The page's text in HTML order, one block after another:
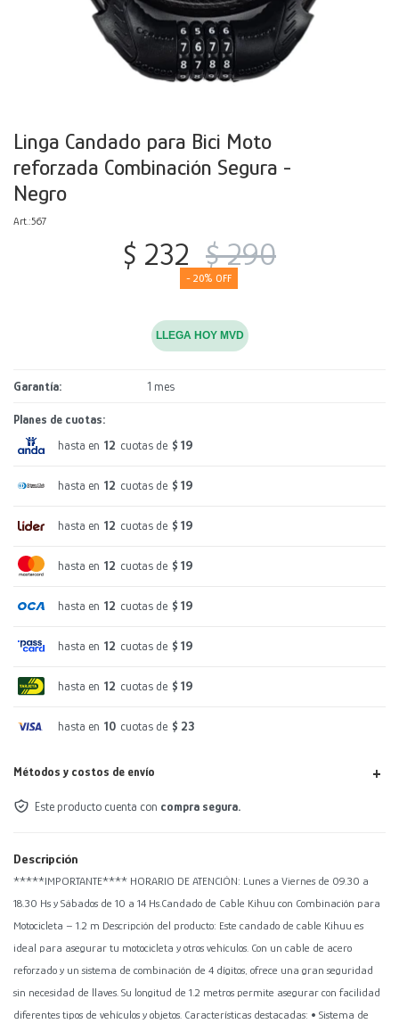
Linga Candado para Bici Moto
reforzada Combinación Segura -
Negro
567
$ 232 $ 290
20
LLEGA HOY MVD
Garantía 1 mes
Planes de cuotas:
hasta en 12 cuotas de $ 19
hasta en 12 cuotas de $ 19
hasta en 12 cuotas de $ 19
hasta en 12 cuotas de $ 19
hasta en 12 cuotas de $ 19
hasta en 12 cuotas de $ 19
hasta en 12 cuotas de $ 19
hasta en 10 cuotas de $ 23
Métodos y costos de envío
Este producto cuenta con compra segura.
Descripción
*****IMPORTANTE**** HORARIO DE ATENCIÓN: Lunes a Viernes de 09.30 a
18.30 Hs y Sábados de 10 a 14 Hs.Candado de Cable Kihuu con Combinación para
Motocicleta – 1.2 m Descripción del producto: Este candado de cable Kihuu es
ideal para asegurar tu motocicleta y otros vehículos. Con un cable de acero
reforzado y un sistema de combinación de 4 dígitos, ofrece una gran seguridad
sin necesidad de llaves. Su longitud de 1.2 metros permite asegurar con facilidad
diferentes tipos de vehículos y objetos. Características destacadas: • Sistema de
Calefactores
Acolchados y Frazadas
Accesorios para el hogar